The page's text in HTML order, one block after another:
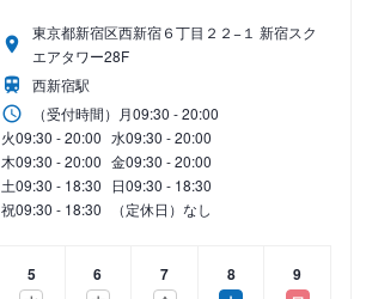
東京都新宿区西新宿６丁目２２−１ 新宿スク
エアタワー28F
西新宿駅
（受付時間） 月09:30 - 20:00
火09:30 - 20:00 水09:30 - 20:00
木09:30 - 20:00 金09:30 - 20:00
土09:30 - 18:30 日09:30 - 18:30
祝09:30 - 18:30 （定休日）なし
5
6
7
8
9